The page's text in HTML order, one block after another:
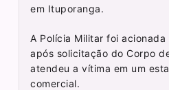
em Ituporanga.
A Polícia Militar foi
após solicitação do Corpo
atendeu a vítima em um
comercial.